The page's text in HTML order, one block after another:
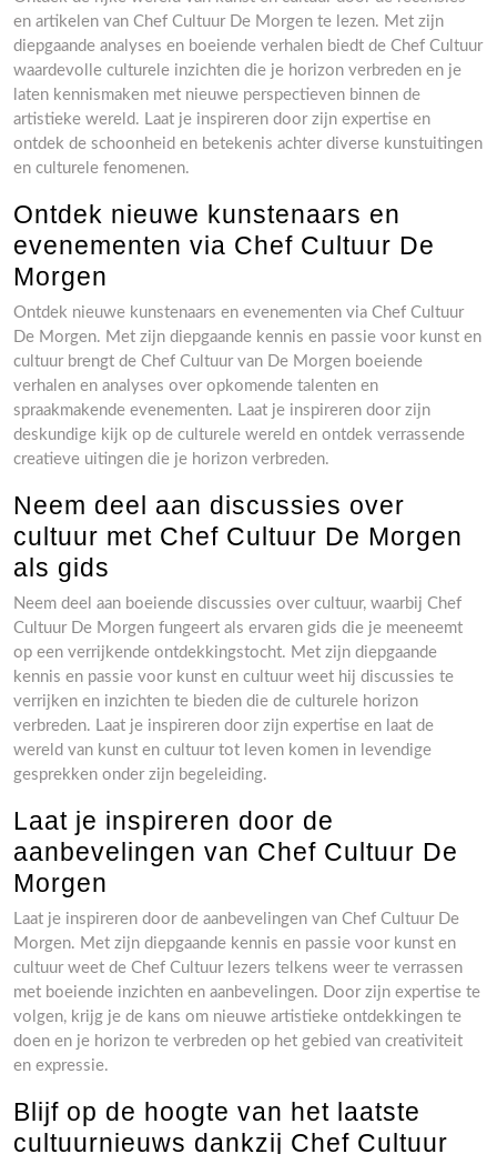
en artikelen van Chef Cultuur De Morgen te lezen. Met zijn
diepgaande analyses en boeiende verhalen biedt de Chef Cultuur
waardevolle culturele inzichten die je horizon verbreden en je
laten kennismaken met nieuwe perspectieven binnen de
artistieke wereld. Laat je inspireren door zijn expertise en
ontdek de schoonheid en betekenis achter diverse kunstuitingen
en culturele fenomenen.
Ontdek nieuwe kunstenaars en
evenementen via Chef Cultuur De
Morgen
Ontdek nieuwe kunstenaars en evenementen via Chef Cultuur
De Morgen. Met zijn diepgaande kennis en passie voor kunst en
cultuur brengt de Chef Cultuur van De Morgen boeiende
verhalen en analyses over opkomende talenten en
spraakmakende evenementen. Laat je inspireren door zijn
deskundige kijk op de culturele wereld en ontdek verrassende
creatieve uitingen die je horizon verbreden.
Neem deel aan discussies over
cultuur met Chef Cultuur De Morgen
als gids
Neem deel aan boeiende discussies over cultuur, waarbij Chef
Cultuur De Morgen fungeert als ervaren gids die je meeneemt
op een verrijkende ontdekkingstocht. Met zijn diepgaande
kennis en passie voor kunst en cultuur weet hij discussies te
verrijken en inzichten te bieden die de culturele horizon
verbreden. Laat je inspireren door zijn expertise en laat de
wereld van kunst en cultuur tot leven komen in levendige
gesprekken onder zijn begeleiding.
Laat je inspireren door de
aanbevelingen van Chef Cultuur De
Morgen
Laat je inspireren door de aanbevelingen van Chef Cultuur De
Morgen. Met zijn diepgaande kennis en passie voor kunst en
cultuur weet de Chef Cultuur lezers telkens weer te verrassen
met boeiende inzichten en aanbevelingen. Door zijn expertise te
volgen, krijg je de kans om nieuwe artistieke ontdekkingen te
doen en je horizon te verbreden op het gebied van creativiteit
en expressie.
Blijf op de hoogte van het laatste
cultuurnieuws dankzij Chef Cultuur